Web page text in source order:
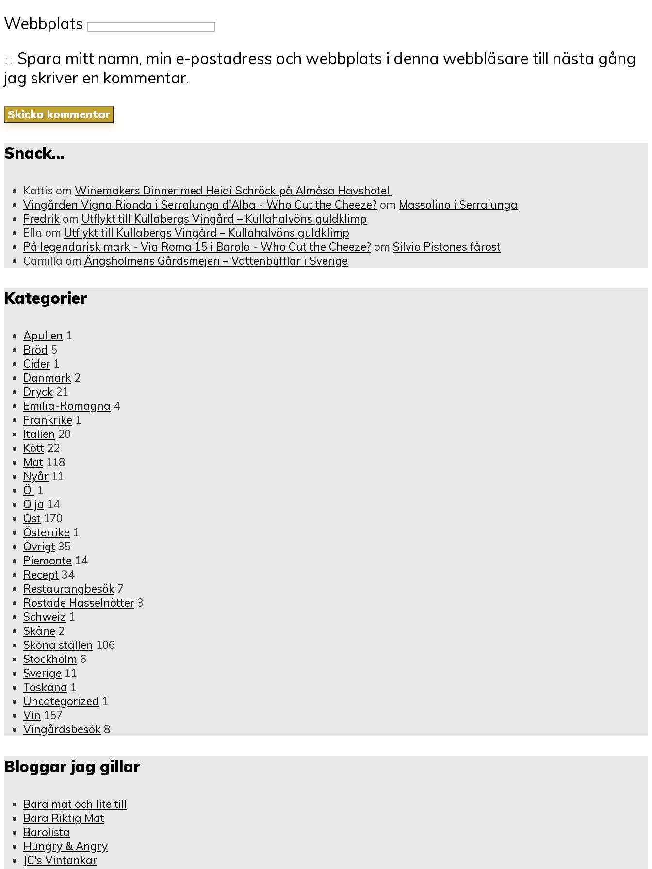
Webbplats
Spara mitt namn, min e-postadress och webbplats i denna webbläsare till nästa gång
jag skriver en kommentar.
Snack…
Kattis om Winemakers Dinner med Heidi Schröck på Almåsa Havshotell
Vingården Vigna Rionda i Serralunga d'Alba - Who Cut the Cheeze? om Massolino i Serralunga
Fredrik om Utflykt till Kullabergs Vingård – Kullahalvöns guldklimp
Ella om Utflykt till Kullabergs Vingård – Kullahalvöns guldklimp
På legendarisk mark - Via Roma 15 i Barolo - Who Cut the Cheeze? om Silvio Pistones fårost
Camilla om Ängsholmens Gårdsmejeri – Vattenbufflar i Sverige
Kategorier
Apulien 1
Bröd 5
Cider 1
Danmark 2
Dryck 21
Emilia-Romagna 4
Frankrike 1
Italien 20
Kött 22
Mat 118
Nyår 11
Öl 1
Olja 14
Ost 170
Österrike 1
Övrigt 35
Piemonte 14
Recept 34
Restaurangbesök 7
Rostade Hasselnötter 3
Schweiz 1
Skåne 2
Sköna ställen 106
Stockholm 6
Sverige 11
Toskana 1
Uncategorized 1
Vin 157
Vingårdsbesök 8
Bloggar jag gillar
Bara mat och lite till
Bara Riktig Mat
Barolista
Hungry & Angry
JC's Vintankar